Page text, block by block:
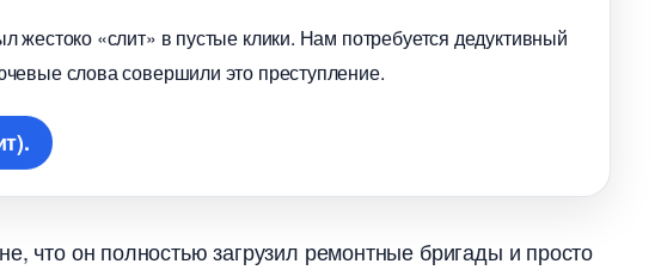
жестоко «слит» в пустые клики. Нам потребуется дедуктивный
слова совершили это преступление.
что он полностью загрузил ремонтные бригады и просто